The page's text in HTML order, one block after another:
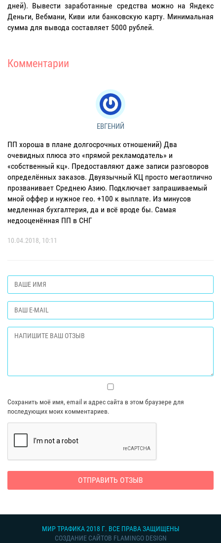
дней). Вывести заработанные средства можно на Яндекс
Деньги, Вебмани, Киви или банковскую карту. Минимальная
сумма для вывода составляет 5000 рублей.
Комментарии
ЕВГЕНИЙ
ПП хороша в плане долгосрочных отношений) Два
очевидных плюса это «прямой рекламодатель» и
«собственный кц». Предоставляют даже записи разговоров
определённых заказов. Двуязычный КЦ просто мегаотлично
прозванивает Среднею Азию. Подключает запрашиваемый
мной оффер и нужное гео. +100 к выплате. Из минусов
медленная бухгалтерия, да и всё вроде бы. Самая
недооценённая ПП в СНГ
10.04.2018, 10:11
Сохранить моё имя, email и адрес сайта в этом браузере для
последующих моих комментариев.
МИР ТРАФИКА 2018 Г. ВСЕ ПРАВА ЗАЩИЩЕНЫ
СОЗДАНИЕ САЙТОВ FLAMINGO DESIGN